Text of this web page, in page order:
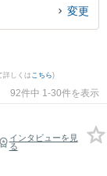
の弁護士に相談予約
変更
詳しくは こちら)
92件中 1-30件を表示
インタビューを見
る